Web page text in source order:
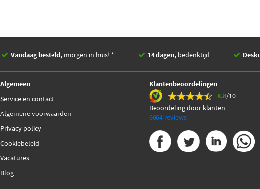
Vandaag besteld, morgen in huis! * 14 dagen, bedenktijd
Algemeen
Service en contact
Algemene voorwaarden
Privacy policy
Cookiebeleid
Vacatures
Blog
Klantenbeoordelingen
8.8/10
Beoordeling door klanten
6664 reviews